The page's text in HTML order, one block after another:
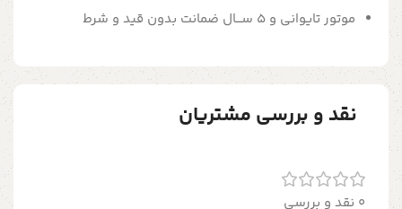
موتور تایوانی و 5 ســـال ضمانت بدون قید و شرط
نقد و بررسی مشتریان
0 نقد و بررسی